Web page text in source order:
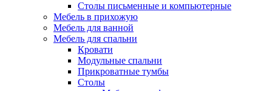
Столы письменные и компьютерные
Мебель в прихожую
Мебель для ванной
Мебель для спальни
Кровати
Модульные спальни
Прикроватные тумбы
Столы